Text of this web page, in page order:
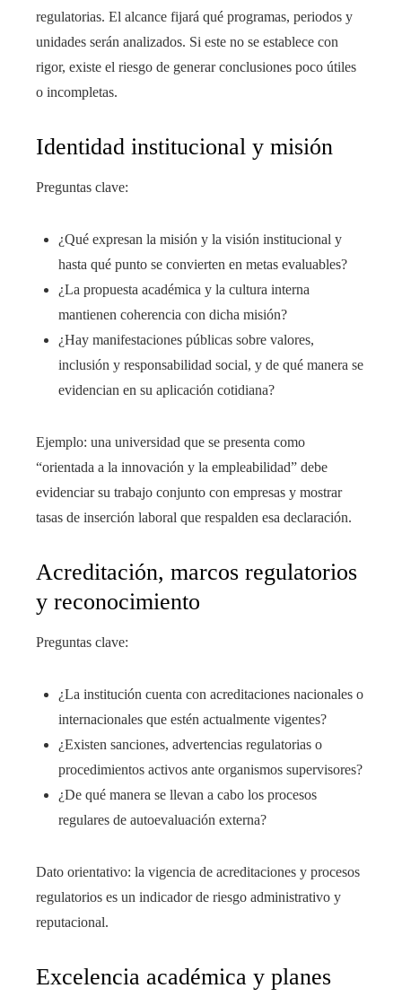
regulatorias. El alcance fijará qué programas, periodos y
unidades serán analizados. Si este no se establece con
rigor, existe el riesgo de generar conclusiones poco útiles
o incompletas.
Identidad institucional y misión
Preguntas clave:
¿Qué expresan la misión y la visión institucional y
hasta qué punto se convierten en metas evaluables?
¿La propuesta académica y la cultura interna
mantienen coherencia con dicha misión?
¿Hay manifestaciones públicas sobre valores,
inclusión y responsabilidad social, y de qué manera se
evidencian en su aplicación cotidiana?
Ejemplo: una universidad que se presenta como
“orientada a la innovación y la empleabilidad” debe
evidenciar su trabajo conjunto con empresas y mostrar
tasas de inserción laboral que respalden esa declaración.
Acreditación, marcos regulatorios
y reconocimiento
Preguntas clave:
¿La institución cuenta con acreditaciones nacionales o
internacionales que estén actualmente vigentes?
¿Existen sanciones, advertencias regulatorias o
procedimientos activos ante organismos supervisores?
¿De qué manera se llevan a cabo los procesos
regulares de autoevaluación externa?
Dato orientativo: la vigencia de acreditaciones y procesos
regulatorios es un indicador de riesgo administrativo y
reputacional.
Excelencia académica y planes